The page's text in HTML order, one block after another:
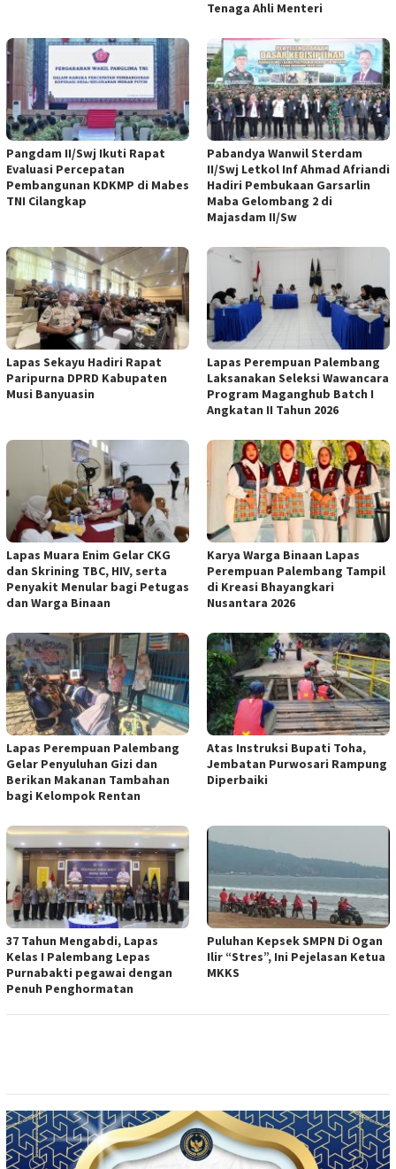
Tenaga Ahli Menteri
Pangdam II/Swj Ikuti Rapat
Evaluasi Percepatan
Pembangunan KDKMP di Mabes
TNI Cilangkap
Pabandya Wanwil Sterdam
II/Swj Letkol Inf Ahmad Afriandi
Hadiri Pembukaan Garsarlin
Maba Gelombang 2 di
Majasdam II/Sw
Lapas Sekayu Hadiri Rapat
Paripurna DPRD Kabupaten
Musi Banyuasin
Lapas Perempuan Palembang
Laksanakan Seleksi Wawancara
Program Maganghub Batch I
Angkatan II Tahun 2026
Lapas Muara Enim Gelar CKG
dan Skrining TBC, HIV, serta
Penyakit Menular bagi Petugas
dan Warga Binaan
Karya Warga Binaan Lapas
Perempuan Palembang Tampil
di Kreasi Bhayangkari
Nusantara 2026
Lapas Perempuan Palembang
Gelar Penyuluhan Gizi dan
Berikan Makanan Tambahan
bagi Kelompok Rentan
Atas Instruksi Bupati Toha,
Jembatan Purwosari Rampung
Diperbaiki
37 Tahun Mengabdi, Lapas
Kelas I Palembang Lepas
Purnabakti pegawai dengan
Penuh Penghormatan
Puluhan Kepsek SMPN Di Ogan
Ilir “Stres”, Ini Pejelasan Ketua
MKKS